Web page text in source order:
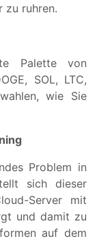
zu ruhren.
Palette von
SOL, LTC,
wie Sie
Problem in
sich dieser
Server mit
und damit zu
auf dem